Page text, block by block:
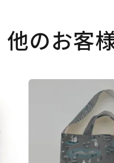
他のお客